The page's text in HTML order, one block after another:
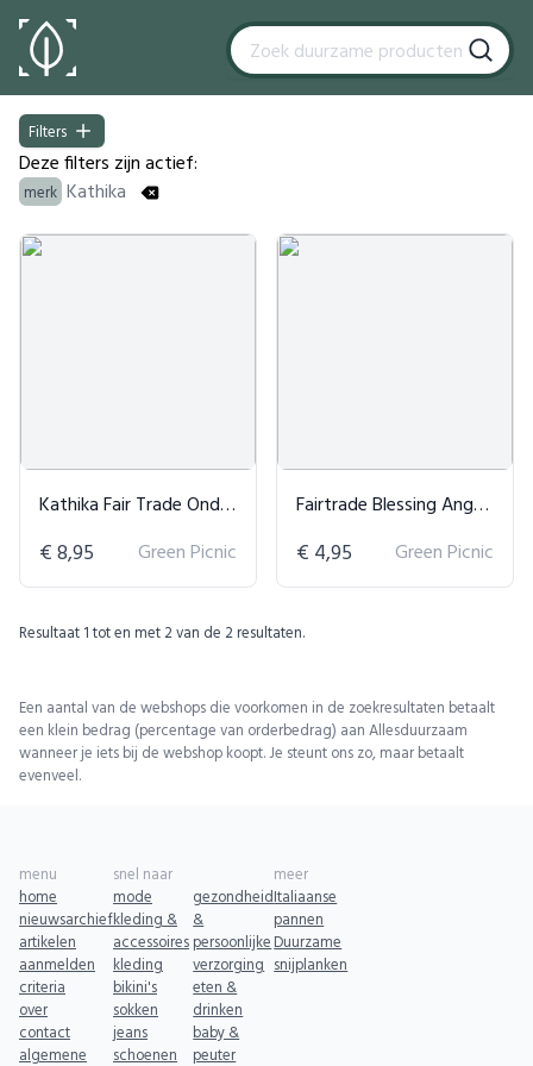
Filters
Filters
Deze filters zijn actief:
merk Kathika
Products
Kathika Fair Trade Onderzetter Rond 32cm
€ 8,95 Green Picnic
Fairtrade Blessing Angel - Engel hanger in diverse kleuren
€ 4,95 Green Picnic
Resultaat 1tot en met 2 van de 2 resultaten.
Een aantal van de webshops die voorkomen in de zoekresultaten betaalt
een klein bedrag (percentage van orderbedrag) aan Allesduurzaam
wanneer je iets bij de webshop koopt. Je steunt ons zo, maar betaalt
evenveel.
menu
home
nieuwsarchief
artikelen
aanmelden
criteria
over
contact
algemene
snel naar
mode
kleding &
accessoires
kleding
bikini's
sokken
jeans
schoenen
gezondheid
&
persoonlijke
verzorging
eten &
drinken
baby &
peuter
meer
Italiaanse
pannen
Duurzame
snijplanken